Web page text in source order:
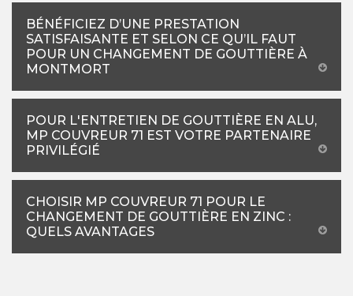
BÉNÉFICIEZ D’UNE PRESTATION
SATISFAISANTE ET SELON CE QU’IL FAUT
POUR UN CHANGEMENT DE GOUTTIÈRE À
MONTMORT
POUR L'ENTRETIEN DE GOUTTIÈRE EN ALU,
MP COUVREUR 71 EST VOTRE PARTENAIRE
PRIVILÉGIÉ
CHOISIR MP COUVREUR 71 POUR LE
CHANGEMENT DE GOUTTIÈRE EN ZINC :
QUELS AVANTAGES